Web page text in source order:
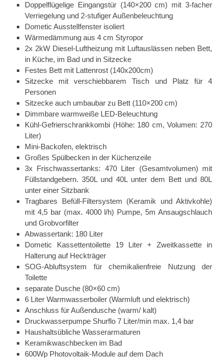
Doppelflügelige Eingangstür (140×200 cm) mit 3-facher
Verriegelung und 2-stufiger Außenbeleuchtung
Dometic Ausstellfenster isoliert
Wärmedämmung aus 4 cm Styropor
2x 2kW Diesel-Luftheizung mit Luftauslässen neben Bett,
in Küche, im Bad und in Sitzecke
Festes Bett mit Lattenrost (140x200cm)
Sitzecke mit verschiebbarem Tisch und Platz für 4
Personen
Sitzecke auch umbaubar zu Bett (110×200 cm)
Dimmbare warmweiße LED-Beleuchtung
Kühl-Gefrierschrankkombi (Höhe: 180 cm, Volumen: 270
Liter)
Mini-Backofen, elektrisch
Großes Spülbecken in der Küchenzeile
3x Frischwassertanks: 470 Liter (Gesamtvolumen) mit
Füllstandgebern. 350L und 40L unter dem Bett und 80L
unter einer Sitzbank
Tragbares Befüll-Filtersystem (Keramik und Aktivkohle)
mit 4,5 bar (max. 4000 l/h) Pumpe, 5m Ansaugschlauch
und Grobvorfilter
Abwassertank: 180 Liter
Dometic Kassettentoilette 19 Liter + Zweitkassette in
Halterung auf Heckträger
SOG-Abluftsystem für chemikalienfreie Nutzung der
Toilette
separate Dusche (80×60 cm)
6 Liter Warmwasserboiler (Warmluft und elektrisch)
Anschluss für Außendusche (warm/ kalt)
Druckwasserpumpe Shurflo 7 Liter/min max. 1,4 bar
Haushaltsübliche Wasserarmaturen
Keramikwaschbecken im Bad
600Wp Photovoltaik-Module auf dem Dach